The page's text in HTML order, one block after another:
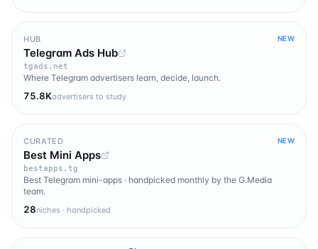
HUB NEW
Telegram Ads Hub
tgads.net
Where Telegram advertisers learn, decide, launch.
75.8Kadvertisers to study
CURATED NEW
Best Mini Apps
bestapps.tg
Best Telegram mini-apps · handpicked monthly by the G.Media
team.
28niches · handpicked